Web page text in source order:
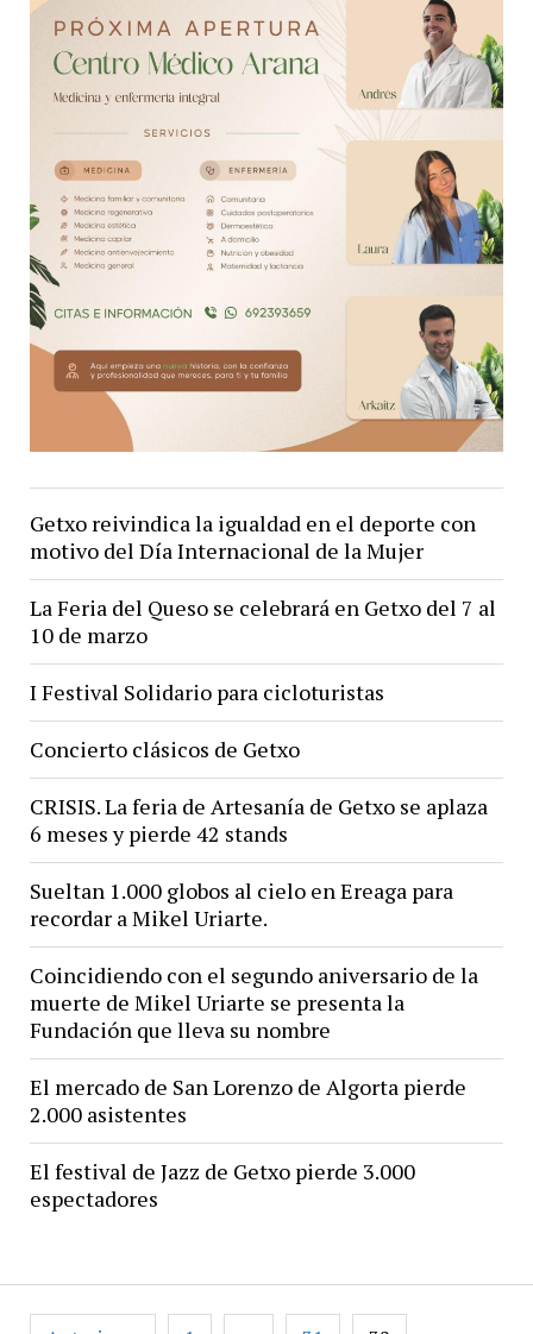
de
Getxo
se
celebrará
del
Getxo reivindica la igualdad en el deporte con
motivo del Día Internacional de la Mujer
La Feria del Queso se celebrará en Getxo del 7 al
10 de marzo
I Festival Solidario para cicloturistas
Concierto clásicos de Getxo
CRISIS. La feria de Artesanía de Getxo se aplaza
6 meses y pierde 42 stands
Sueltan 1.000 globos al cielo en Ereaga para
recordar a Mikel Uriarte.
Coincidiendo con el segundo aniversario de la
muerte de Mikel Uriarte se presenta la
Fundación que lleva su nombre
El mercado de San Lorenzo de Algorta pierde
2.000 asistentes
El festival de Jazz de Getxo pierde 3.000
espectadores
Paginación